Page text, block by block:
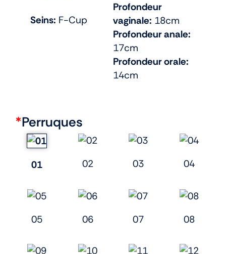
Seins: F-Cup
Profondeur
vaginale: 18cm
Profondeur anale:
17cm
Profondeur orale:
14cm
*Perruques
01 02 03 04
05 06 07 08